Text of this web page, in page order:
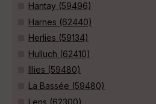
Hantay (59496)
Harnes (62440)
Herlies (59134)
Hulluch (62410)
Illies (59480)
La Bassée (59480)
Lens (62300)